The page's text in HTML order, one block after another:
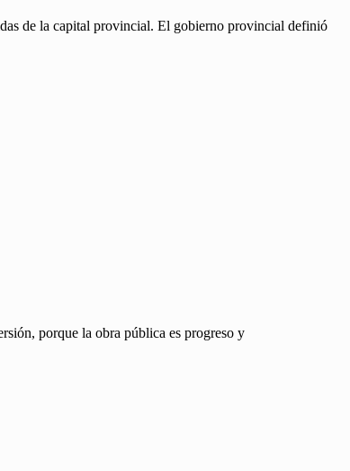
de la capital provincial. El gobierno provincial definió
porque la obra pública es progreso y